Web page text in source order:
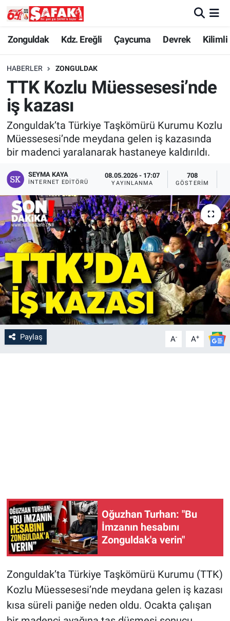
Zonguldak Kdz. Ereğli Çaycuma Devrek Kilimli
HABERLER ZONGULDAK
TTK Kozlu Müessesesi’nde
iş kazası
Zonguldak’ta Türkiye Taşkömürü Kurumu Kozlu
Müessesesi’nde meydana gelen iş kazasında
bir madenci yaralanarak hastaneye kaldırıldı.
SEYMA KAYA
İNTERNET EDITÖRÜ
08.05.2026 - 17:07
YAYINLANMA
708
GÖSTERIM
Paylaş A- A+
Oğuzhan Turhan: "Bu
İmzanın hesabını
Zonguldak'a verin"
Zonguldak’ta Türkiye Taşkömürü Kurumu (TTK)
Kozlu Müessesesi’nde meydana gelen iş kazası
kısa süreli paniğe neden oldu. Ocakta çalışan
Zonguldak
Kdz. Ereğli
Çaycuma
Kilimli
Asayiş
Spor
Resmi İlan
Zonguldak Nöbetçi Eczaneler
Zonguldak Hava Durumu
Zonguldak Namaz Vakitleri
Süper Lig Puan Durumu ve Fikstür
Tüm Manşetler
Son Dakika Haberleri
Haber Arşivi